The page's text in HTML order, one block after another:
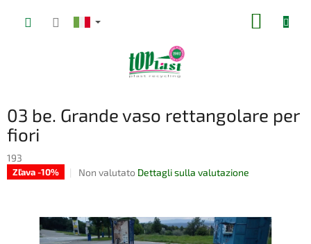
03 be. Grande vaso rettangolare per
fiori
193
Zľava -10%
La
prodotto
è
Non valutato Dettagli sulla valutazione